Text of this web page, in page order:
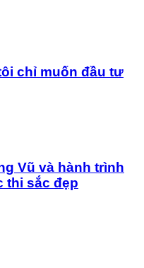
chỉ muốn đầu tư
Vũ và hành trình
thi sắc đẹp